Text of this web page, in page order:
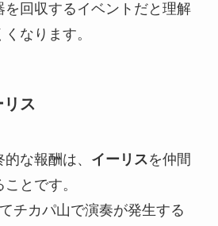
回収するイベントだと理解
なります。
ス
な報酬は、 イーリスを仲間
とです。
チカパ山で演奏が発生する